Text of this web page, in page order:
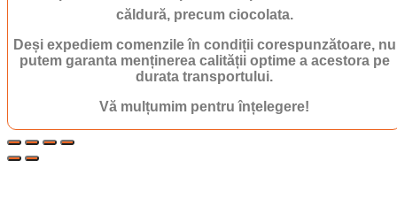
Vă mulțumim pentru înțelegere!